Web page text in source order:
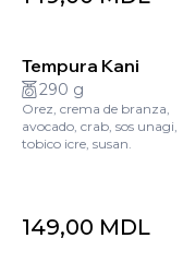
Tempura Kani
290 g
Orez, crema de branza,
avocado, crab, sos unagi,
tobico icre, susan.
149,00 MDL